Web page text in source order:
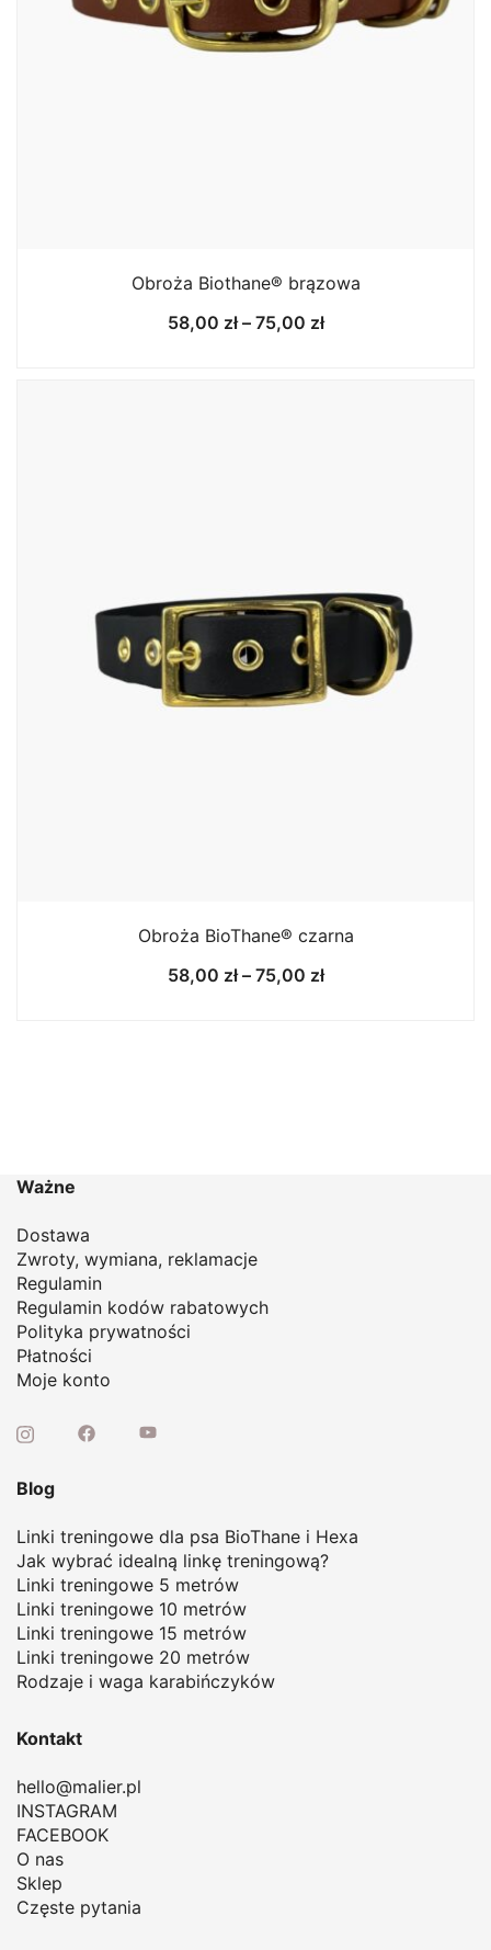
Obroża Biothane® brązowa
58,00 zł – 75,00 złZakres
Obroża BioThane® czarna
58,00 zł – 75,00 złZakres
Ważne
Dostawa
Zwroty, wymiana, reklamacje
Regulamin
Regulamin kodów rabatowych
Polityka prywatności
Płatności
Moje konto
Blog
Linki treningowe dla psa BioThane i Hexa
Jak wybrać idealną linkę treningową?
Linki treningowe 5 metrów
Linki treningowe 10 metrów
Linki treningowe 15 metrów
Linki treningowe 20 metrów
Rodzaje i waga karabińczyków
Kontakt
hello@malier.pl
INSTAGRAM
FACEBOOK
O nas
Sklep
Częste pytania